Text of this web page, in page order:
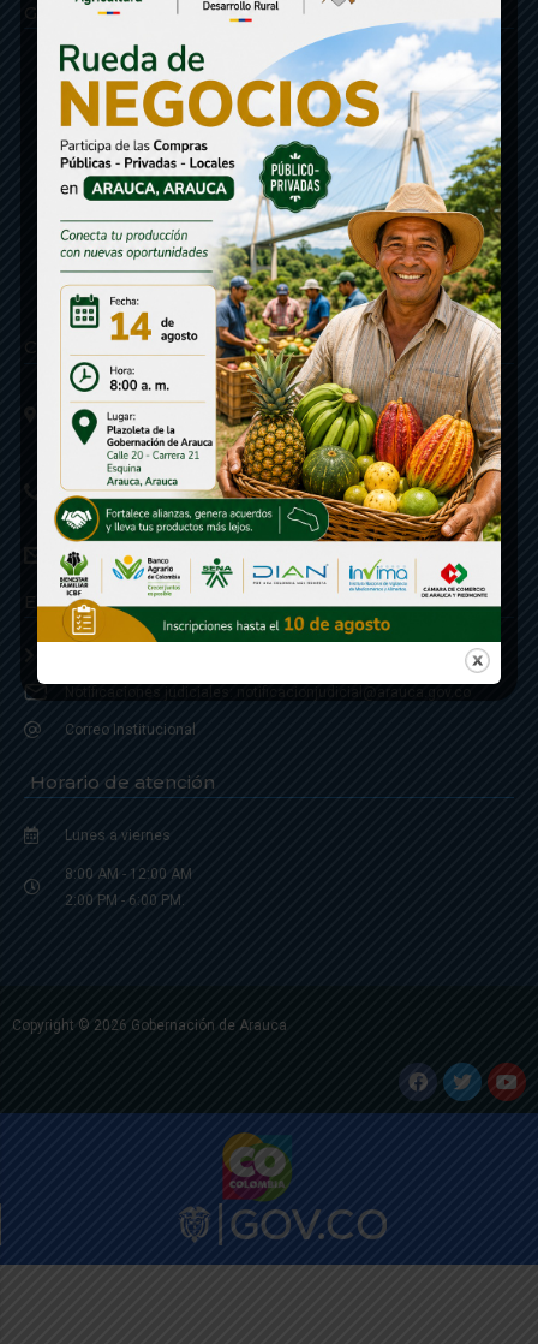
Gobernación de Arauca
Contáctenos
Calle 20 - Carrera 21 Esquina
Código postal 810001
Linea de Servicio a la Ciudadania: 57- 6078851946
Linea Anticorrupción: 607885 3374
correspondencia: archivogeneral@arauca.gov.co
Enlaces
Correo Institucional
Horario de atención
Lunes a viernes
8:00 AM - 12:00 AM
2:00 PM - 6:00 PM.
Copyright © 2026 Gobernación de Arauca